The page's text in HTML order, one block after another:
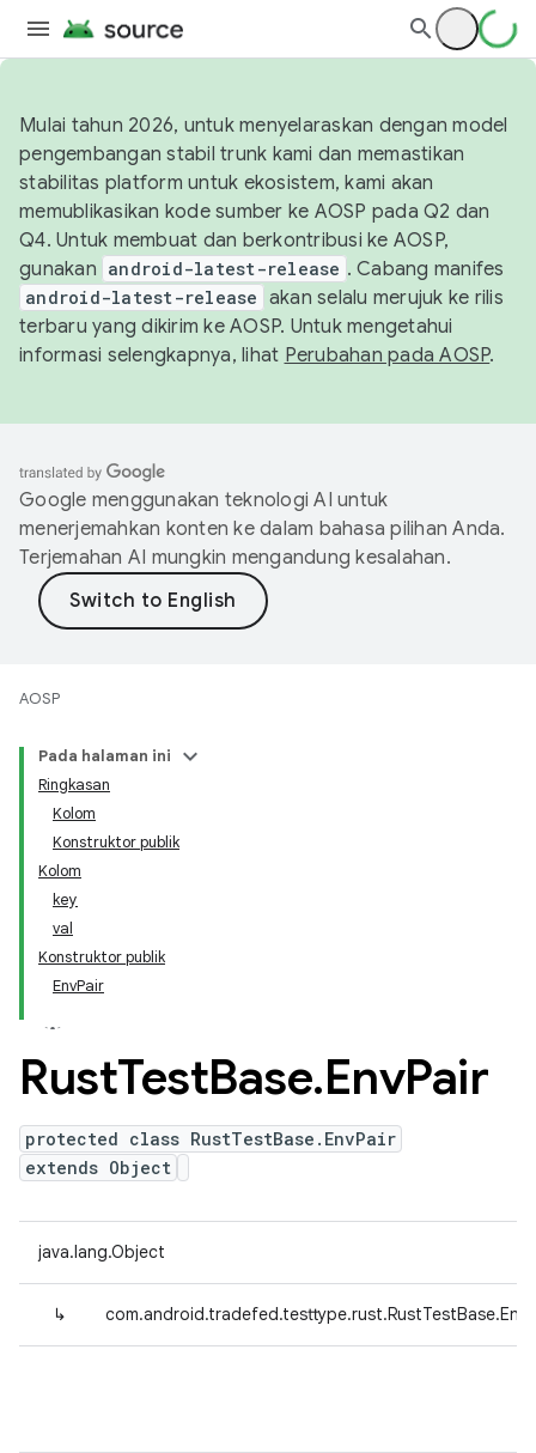
Mulai tahun 2026, untuk menyelaraskan dengan model
pengembangan stabil trunk kami dan memastikan
stabilitas platform untuk ekosistem, kami akan
memublikasikan kode sumber ke AOSP pada Q2 dan
Q4. Untuk membuat dan berkontribusi ke AOSP,
gunakan android-latest-release . Cabang manifes
android-latest-release akan selalu merujuk ke rilis
terbaru yang dikirim ke AOSP. Untuk mengetahui
informasi selengkapnya, lihat Perubahan pada AOSP.
Google menggunakan teknologi AI untuk
menerjemahkan konten ke dalam bahasa pilihan Anda.
Terjemahan AI mungkin mengandung kesalahan.
AOSP
Pada halaman ini
Ringkasan
Kolom
Konstruktor publik
Kolom
key
val
Konstruktor publik
EnvPair
RustTestBase.EnvPair
protected class RustTestBase.EnvPair
extends Object
java.lang.Object
↳